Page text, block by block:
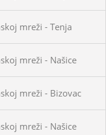
mreži - Tenja
mreži - Našice
mreži - Bizovac
mreži - Našice